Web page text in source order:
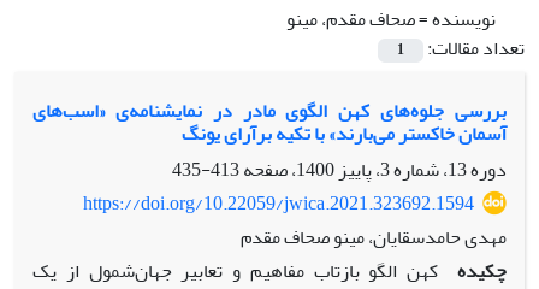
نویسنده =صحاف مقدم، مینو
تعداد مقالات:
1
بررسی جلوه‌های کهن الگوی مادر در نمایشنامه‌ی «اسب‌های
آسمان خاکستر می‌بارند» با تکیه برآرای یونگ
دوره 13، شماره 3، پاییز 1400، صفحه
413-435
https://doi.org/10.22059/jwica.2021.323692.1594
مهدی حامدسقایان، مینو صحاف مقدم
چکیده کهن الگو بازتاب مفاهیم و تعابیر جهان‌شمول از یک